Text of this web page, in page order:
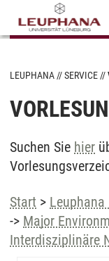
LEUPHANA SERVICE
Suchen Sie hier
Start >
-> Major
Interdisziplinäre